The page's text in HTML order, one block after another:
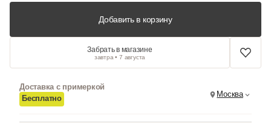
Добавить в корзину
Забрать в магазине
завтра • 7 августа
Доставка с примеркой
Бесплатно
Москва